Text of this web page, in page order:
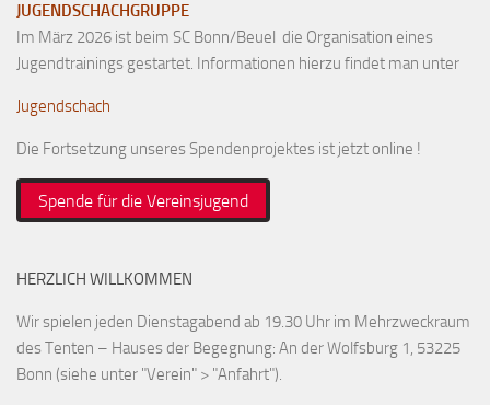
Ausschreibungen
Links
JUGENDSCHACHGRUPPE
Im März 2026 ist beim SC Bonn/Beuel die Organisation eines
Jugendtrainings gestartet. Informationen hierzu findet man unter
Jugendschach
Die Fortsetzung unseres Spendenprojektes ist jetzt online !
Spende für die Vereinsjugend
HERZLICH WILLKOMMEN
Wir spielen jeden Dienstagabend ab 19.30 Uhr im Mehrzweckraum
des Tenten – Hauses der Begegnung: An der Wolfsburg 1, 53225
Bonn (siehe unter "Verein" > "Anfahrt").